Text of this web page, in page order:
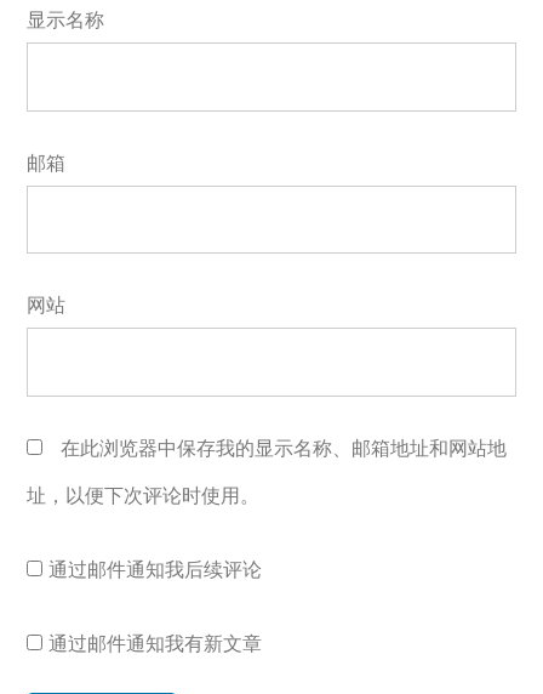
显示名称
邮箱
网站
在此浏览器中保存我的显示名称、邮箱地址和网站地
址，以便下次评论时使用。
通过邮件通知我后续评论
通过邮件通知我有新文章